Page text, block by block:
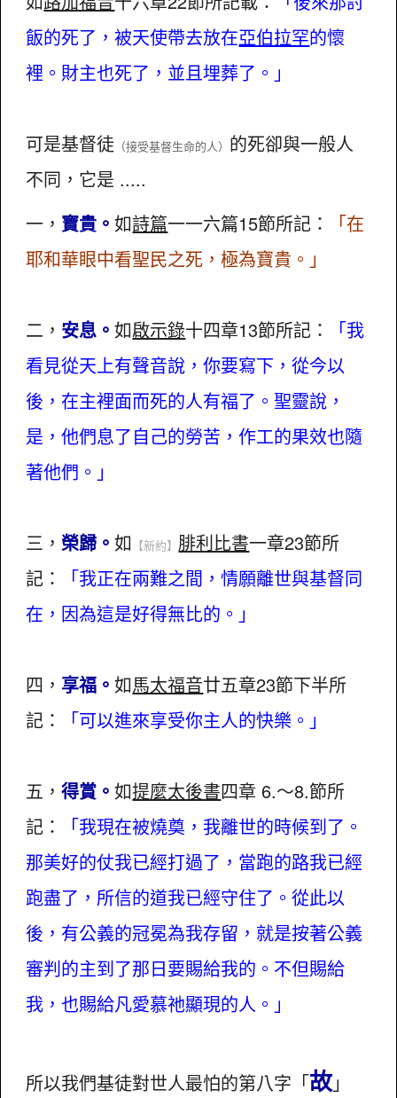
飯的死了，被天使帶去放在亞伯拉罕的懷
裡。財主也死了，並且埋葬了。」
可是基督徒 （接受基督生命的人） 的死卻與一般人
不同，它是 .....
一， 寶貴。如詩篇一一六篇15節所記：
「在
耶和華眼中看聖民之死，極為寶貴。」
二， 安息。如啟示錄十四章13節所記：
「我
看見從天上有聲音說，你要寫下，從今以
後，在主裡面而死的人有福了。聖靈說，
是，他們息了自己的勞苦，作工的果效也隨
著他們。」
三，榮歸。如 【新約】 腓利比書一章23節所
記：
「我正在兩難之間，情願離世與基督同
在，因為這是好得無比的。」
四， 享福。如馬太福音廿五章23節下半所
記：
「可以進來享受你主人的快樂。」
五，得賞。如提麼太後書四章 6.～8.節所
記：
「我現在被燒奠，我離世的時候到了。
那美好的仗我已經打過了，當跑的路我已經
跑盡了，所信的道我已經守住了。從此以
後，有公義的冠冕為我存留，就是按著公義
審判的主到了那日要賜給我的。不但賜給
我，也賜給凡愛慕祂顯現的人。」
所以我們基徒對世人最怕的第八字「故」